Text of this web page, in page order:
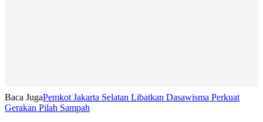
Baca JugaPemkot Jakarta Selatan Libatkan Dasawisma Perkuat
Gerakan Pilah Sampah